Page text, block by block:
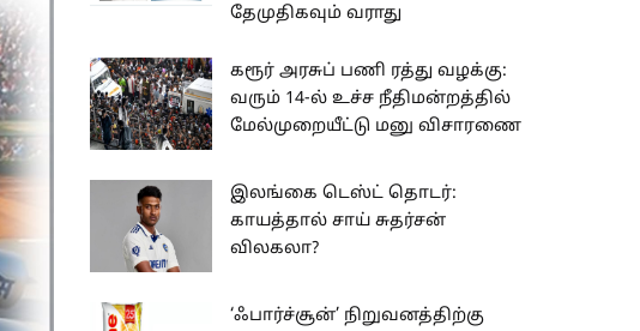
தேமுதிகவும் வராது
கரூர் அரசுப் பணி ரத்து வழக்கு:
வரும் 14-ல் உச்ச நீதிமன்றத்தில்
மேல்முறையீட்டு மனு விசாரணை
இலங்கை டெஸ்ட் தொடர்:
காயத்தால் சாய் சுதர்சன்
விலகலா?
‘ஃபார்ச்சூன்’ நிறுவனத்திற்கு